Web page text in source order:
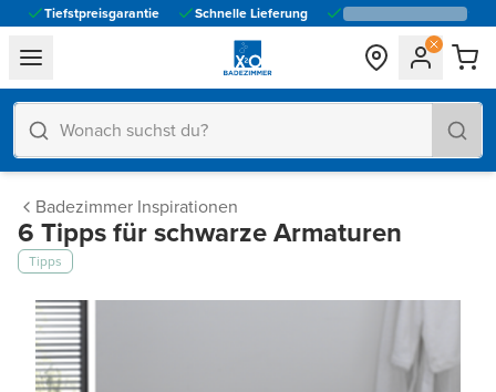
Tiefstpreisgarantie Schnelle Lieferung
general.navigation.toggle_menu.label
Badezimmer Inspirationen
6 Tipps für schwarze Armaturen
Tipps